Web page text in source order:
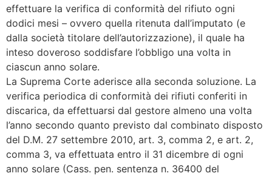
effettuare la verifica di conformità del rifiuto ogni
dodici mesi – ovvero quella ritenuta dall’imputato (e
dalla società titolare dell’autorizzazione), il quale ha
inteso doveroso soddisfare l’obbligo una volta in
ciascun anno solare.
La Suprema Corte aderisce alla seconda soluzione. La
verifica periodica di conformità dei rifiuti conferiti in
discarica, da effettuarsi dal gestore almeno una volta
l’anno secondo quanto previsto dal combinato disposto
del D.M. 27 settembre 2010, art. 3, comma 2, e art. 2,
comma 3, va effettuata entro il 31 dicembre di ogni
anno solare (Cass. pen. sentenza n. 36400 del